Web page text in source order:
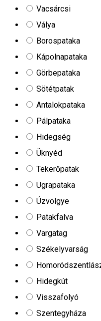
Vacsárcsi
Válya
Borospataka
Kápolnapataka
Görbepataka
Sötétpatak
Antalokpataka
Pálpataka
Hidegség
Üknyéd
Tekerőpatak
Ugrapataka
Úzvölgye
Patakfalva
Vargatag
Székelyvarság
Hidegkút
Visszafolyó
Szentegyháza
4 FA Apartmanok
A Csíkszeredában
természetközeli
vágyókat, ahol a
Minden egyes
rendelkezik, így családok
ideális választást
tágas, jól felszerelt
meg, amely központi
mindezt pedig ízléses és
egészítik ki. Az
közvetlenül a hatalmas,
zavartalan nyugalmat és
Miercurea Ciuc, Romania
Ildis apartmanok
A szálláshely